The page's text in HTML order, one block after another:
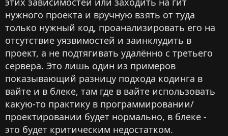
нужного проекта и вручную взять от туда
только нужный код, проанализировать его на
отсутствие уязвимостей и заинклудить в
проект, а не подтягивать удалённо с третьего
сервера. Это лишь один из примеров
показывающий разницу подхода кодинга в
вайте и в блеке, там где в вайте использовать
какую-то практику в программировании/
проектировании будет нормально, в блеке -
это будет критическим недостатком.